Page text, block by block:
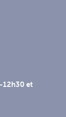
12h30 et